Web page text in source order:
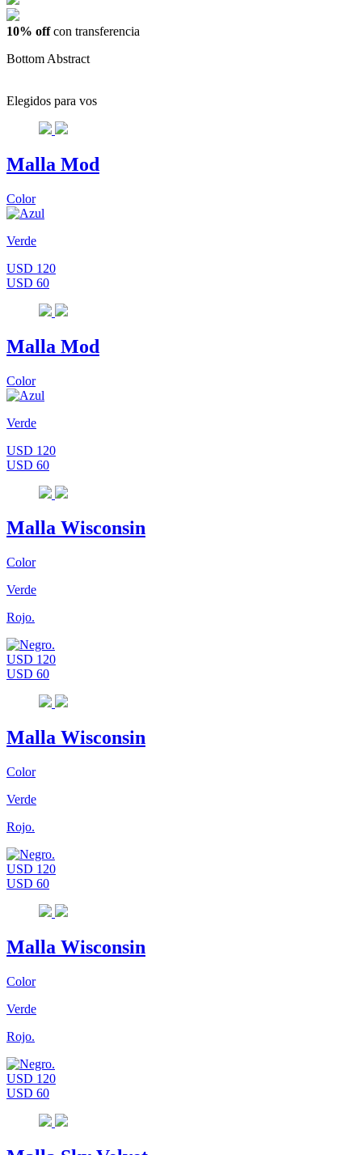
10% offcon transferencia
Bottom Abstract
Elegidos para vos
Malla Mod
Color
Verde
USD 120
USD 60
Malla Mod
Color
Verde
USD 120
USD 60
Malla Wisconsin
Color
Verde
Rojo.
USD 120
USD 60
Malla Wisconsin
Color
Verde
Rojo.
USD 120
USD 60
Malla Wisconsin
Color
Verde
Rojo.
USD 120
USD 60